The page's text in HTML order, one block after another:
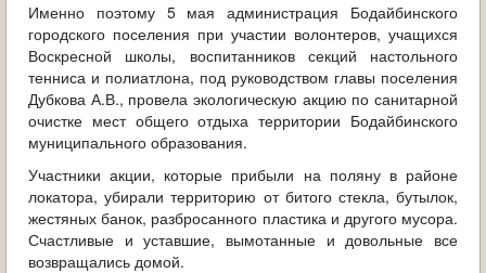
ПОИСК ПО САЙТУ
Именно поэтому 5 мая администрация Бодайбинского
городского поселения при участии волонтеров, учащихся
Воскресной школы, воспитанников секций настольного
тенниса и полиатлона, под руководством главы поселения
Дубкова А.В., провела экологическую акцию по санитарной
очистке мест общего отдыха территории Бодайбинского
муниципального образования.
Участники акции, которые прибыли на поляну в районе
локатора, убирали территорию от битого стекла, бутылок,
жестяных банок, разбросанного пластика и другого мусора.
Счастливые и уставшие, вымотанные и довольные все
возвращались домой.